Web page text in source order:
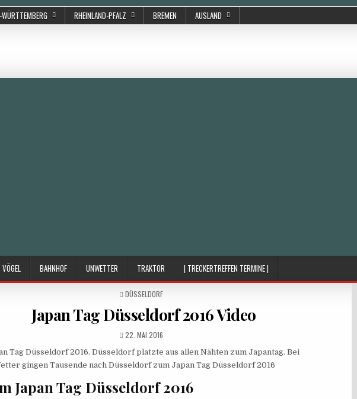
RHEINLAND-PFALZ BREMEN AUSLAND
VÖGEL BAHNHOF UNWETTER TRAKTOR | TRECKERTREFFEN TERMINE |
POSTED
DÜSSELDORF
Japan Tag Düsseldorf 2016 Video
PUBLISHED
22. MAI 2016
Tag Düsseldorf 2016. Düsseldorf platzte aus allen Nähten zum Japantag. Bei
gingen Tausende nach Düsseldorf zum Japan Tag Düsseldorf 2016
Japan Tag Düsseldorf 2016